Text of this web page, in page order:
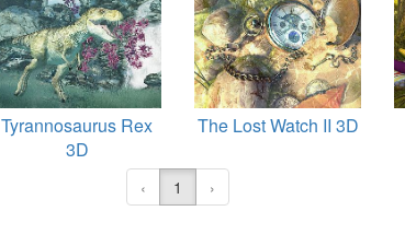
Tyrannosaurus Rex
3D
The Lost Watch II 3D
‹ 1 ›